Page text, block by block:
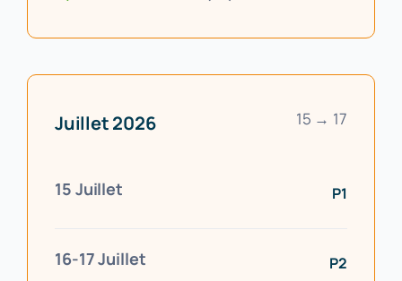
Juillet 2026 15 → 17
15 Juillet P1
16-17 Juillet P2